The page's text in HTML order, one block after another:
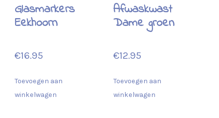
Glasmarkers
Eekhoorn
€16.95
Toevoegen aan
winkelwagen
Afwaskwast
Dame groen
€12.95
Toevoegen aan
winkelwagen